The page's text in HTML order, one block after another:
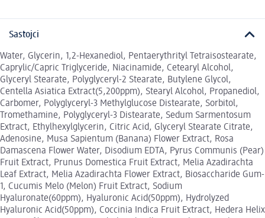
Sastojci
Water, Glycerin, 1,2-Hexanediol, Pentaerythrityl Tetraisostearate,
Caprylic/Capric Triglyceride, Niacinamide, Cetearyl Alcohol,
Glyceryl Stearate, Polyglyceryl-2 Stearate, Butylene Glycol,
Centella Asiatica Extract(5,200ppm), Stearyl Alcohol, Propanediol,
Carbomer, Polyglyceryl-3 Methylglucose Distearate, Sorbitol,
Tromethamine, Polyglyceryl-3 Distearate, Sedum Sarmentosum
Extract, Ethylhexylglycerin, Citric Acid, Glyceryl Stearate Citrate,
Adenosine, Musa Sapientum (Banana) Flower Extract, Rosa
Damascena Flower Water, Disodium EDTA, Pyrus Communis (Pear)
Fruit Extract, Prunus Domestica Fruit Extract, Melia Azadirachta
Leaf Extract, Melia Azadirachta Flower Extract, Biosaccharide Gum-
1, Cucumis Melo (Melon) Fruit Extract, Sodium
Hyaluronate(60ppm), Hyaluronic Acid(50ppm), Hydrolyzed
Hyaluronic Acid(50ppm), Coccinia Indica Fruit Extract, Hedera Helix